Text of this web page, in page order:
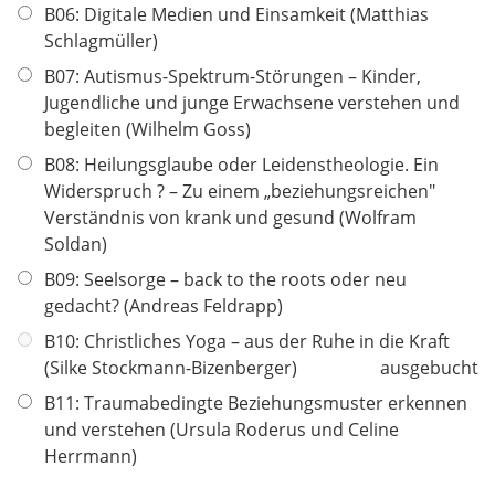
B06: Digitale Medien und Einsamkeit (Matthias
Schlagmüller)
B07: Autismus-Spektrum-Störungen – Kinder,
Jugendliche und junge Erwachsene verstehen und
begleiten (Wilhelm Goss)
B08: Heilungsglaube oder Leidenstheologie. Ein
Widerspruch ? – Zu einem „beziehungsreichen"
Verständnis von krank und gesund (Wolfram
Soldan)
B09: Seelsorge – back to the roots oder neu
gedacht? (Andreas Feldrapp)
B10: Christliches Yoga – aus der Ruhe in die Kraft
(Silke Stockmann-Bizenberger)
ausgebucht
B11: Traumabedingte Beziehungsmuster erkennen
und verstehen (Ursula Roderus und Celine
Herrmann)